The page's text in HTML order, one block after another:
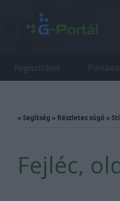
Regisztráció Portálok
» Segítség » Részletes súgó »
Fejléc,